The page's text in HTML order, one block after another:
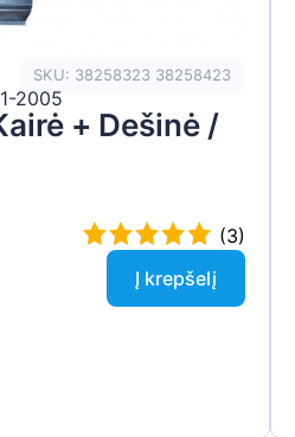
SKU: 38258323 38258423
2005
+ Dešinė /
(3)
Į krepšelį